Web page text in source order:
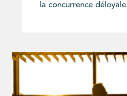
la concurrence